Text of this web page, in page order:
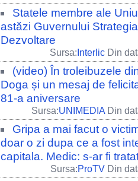
Statele membre ale
astăzi Guvernului
Dezvoltare
Sursa: Interlic Din
(video) În troleibuzele
Doga și un mesaj de
81-a aniversare
Sursa:UNIMEDIA Din
Gripa a mai facut o
doar o zi dupa ce a fost
capitala. Medic: s-ar fi
Sursa:ProTV Din